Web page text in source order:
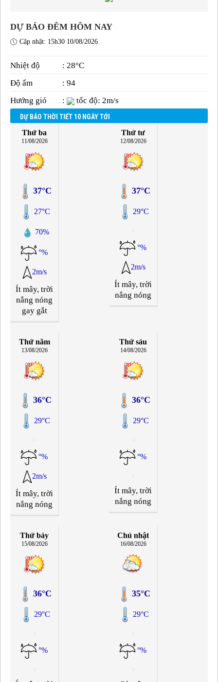
DỰ BÁO ĐÊM HÔM NAY
Cập nhật: 15h30 10/08/2026
Nhiệt độ
: 28°C
Độ ẩm
: 94
Hướng gió
: tốc độ: 2m/s
DỰ BÁO THỜI TIẾT 10 NGÀY TỚI
Thứ ba
11/08/2026
37°C
27°C
70%
°%
2m/s
Ít mây, trời
nắng nóng
gay gắt
Thứ tư
12/08/2026
37°C
29°C
°%
2m/s
Ít mây, trời
nắng nóng
Thứ năm
13/08/2026
36°C
29°C
°%
2m/s
Ít mây, trời
nắng nóng
Thứ sáu
14/08/2026
36°C
29°C
°%
Ít mây, trời
nắng nóng
Thứ bảy
15/08/2026
36°C
29°C
°%
Chủ nhật
16/08/2026
35°C
29°C
°%